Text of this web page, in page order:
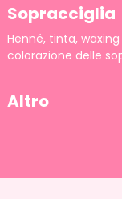
Sopracciglia
Henné, tinta,
colorazione delle
Altro